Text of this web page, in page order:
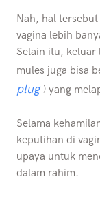
Nah, hal
vagina lebih
Selain itu, keluar
mules juga bisa
plug) yang
Selama
keputihan di
upaya untuk
dalam rahim.